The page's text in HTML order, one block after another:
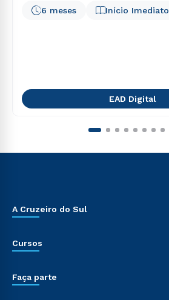
Início Imediato
6 meses
EAD Digital
A Cruzeiro do Sul
Cursos
Faça parte